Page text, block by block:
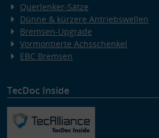
Querlenker-Sätze
Dünne & kürzere Antriebswellen
Bremsen-Upgrade
Vormontierte Achsschenkel
EBC Bremsen
TecDoc Inside